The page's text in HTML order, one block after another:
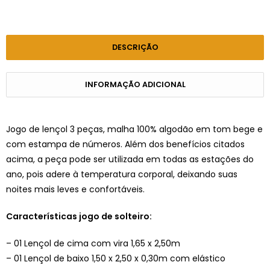
DESCRIÇÃO
INFORMAÇÃO ADICIONAL
Jogo de lençol 3 peças, malha 100% algodão em tom bege e
com estampa de números. Além dos benefícios citados
acima, a peça pode ser utilizada em todas as estações do
ano, pois adere à temperatura corporal, deixando suas
noites mais leves e confortáveis.
Características jogo de solteiro:
– 01 Lençol de cima com vira 1,65 x 2,50m
– 01 Lençol de baixo 1,50 x 2,50 x 0,30m com elástico